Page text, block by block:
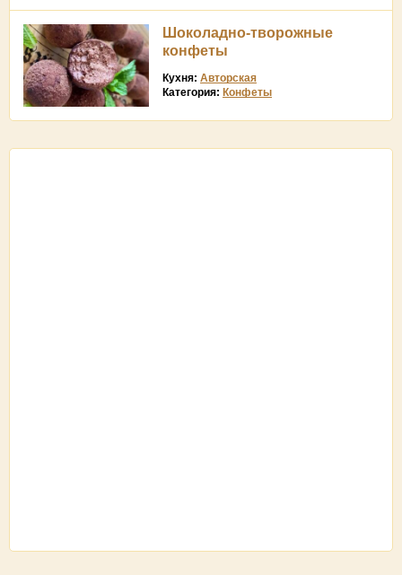
Шоколадно-творожные
конфеты
Кухня: Авторская
Категория: Конфеты